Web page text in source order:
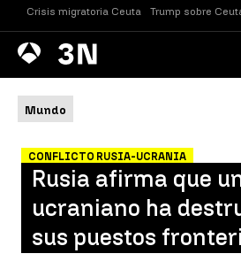
Crisis migratoria Ceuta Trump sobre
Antena
3 Noticias
Mundo
CONFLICTO RUSIA-UCRANIA
Rusia afirma que
ucraniano ha
sus puestos